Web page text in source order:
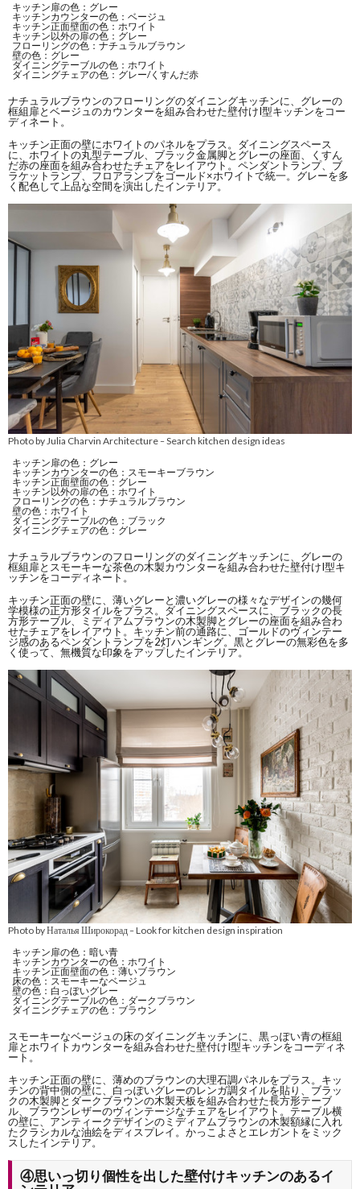
キッチン扉の色：グレー
キッチンカウンターの色：ベージュ
キッチン正面壁面の色：ホワイト
キッチン以外の扉の色：グレー
フローリングの色：ナチュラルブラウン
壁の色：グレー
ダイニングテーブルの色：ホワイト
ダイニングチェアの色：グレー/くすんだ赤
ナチュラルブラウンのフローリングのダイニングキッチンに、グレーの
框組扉とベージュのカウンターを組み合わせた壁付けI型キッチンをコー
ディネート。
キッチン正面の壁にホワイトのパネルをプラス。ダイニングスペース
に、ホワイトの丸型テーブル、ブラック金属脚とグレーの座面、くすん
だ赤の座面を組み合わせたチェアをレイアウト。ペンダントランプ、ブ
ラケットランプ、フロアランプをゴールド×ホワイトで統一。グレーを多
く配色して上品な空間を演出したインテリア。
Photo by Julia Charvin Architecture–Search kitchen design ideas
キッチン扉の色：グレー
キッチンカウンターの色：スモーキーブラウン
キッチン正面壁面の色：グレー
キッチン以外の扉の色：ホワイト
フローリングの色：ナチュラルブラウン
壁の色：ホワイト
ダイニングテーブルの色：ブラック
ダイニングチェアの色：グレー
ナチュラルブラウンのフローリングのダイニングキッチンに、グレーの
框組扉とスモーキーな茶色の木製カウンターを組み合わせた壁付けI型キ
ッチンをコーディネート。
キッチン正面の壁に、薄いグレーと濃いグレーの様々なデザインの幾何
学模様の正方形タイルをプラス。ダイニングスペースに、ブラックの長
方形テーブル、ミディアムブラウンの木製脚とグレーの座面を組み合わ
せたチェアをレイアウト。キッチン前の通路に、ゴールドのヴィンテー
ジ感のあるペンダントランプを2灯ハンギング。黒とグレーの無彩色を多
く使って、無機質な印象をアップしたインテリア。
Photo by Наталья Широкорад–Look for kitchen design inspiration
キッチン扉の色：暗い青
キッチンカウンターの色：ホワイト
キッチン正面壁面の色：薄いブラウン
床の色：スモーキーなベージュ
壁の色：白っぽいグレー
ダイニングテーブルの色：ダークブラウン
ダイニングチェアの色：ブラウン
スモーキーなベージュの床のダイニングキッチンに、黒っぽい青の框組
扉とホワイトカウンターを組み合わせた壁付けI型キッチンをコーディネ
ート。
キッチン正面の壁に、薄めのブラウンの大理石調パネルをプラス。キッ
チンの背中側の壁に、白っぽいグレーのレンガ調タイルを貼り、ブラッ
クの木製脚とダークブラウンの木製天板を組み合わせた長方形テーブ
ル、ブラウンレザーのヴィンテージなチェアをレイアウト。テーブル横
の壁に、アンティークデザインのミディアムブラウンの木製額縁に入れ
たクラシカルな油絵をディスプレイ。かっこよさとエレガントをミック
スしたインテリア。
④思いっ切り個性を出した壁付けキッチンのあるイ